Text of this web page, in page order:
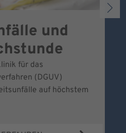
und
für das
(DGUV)
auf höchstem